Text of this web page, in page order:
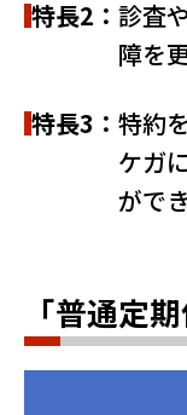
特長2： 診査
障を
特長3： 特約
ケガ
がで
「普通定